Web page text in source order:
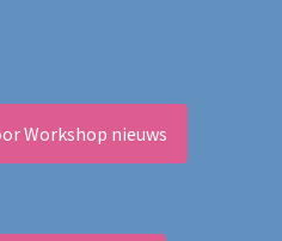
Workshop nieuws